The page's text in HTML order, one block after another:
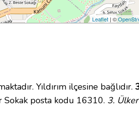
Leaflet | ©
Yıldırım ilçesine bağlıdır.
posta kodu 16310. 3.